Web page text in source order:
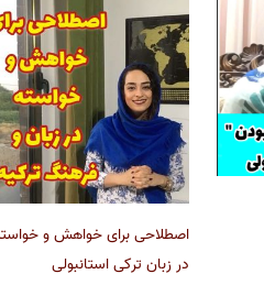
اصطلاحی برای خواهش و
در زبان ترکی استانبولی